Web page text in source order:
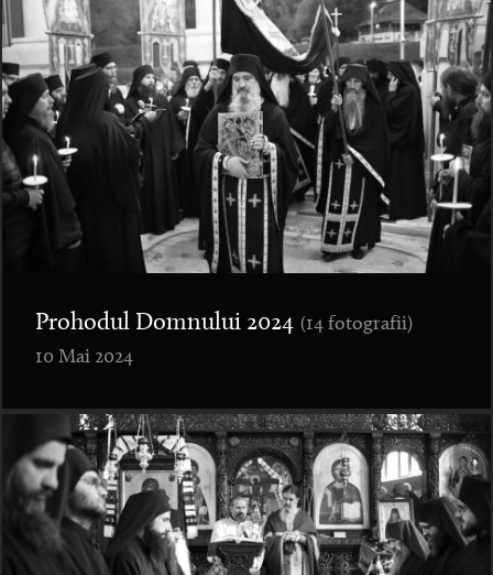
Prohodul Domnului 2024 (14 fotografii)
10 Mai 2024